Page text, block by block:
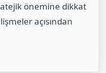
önemine dikkat
açısından